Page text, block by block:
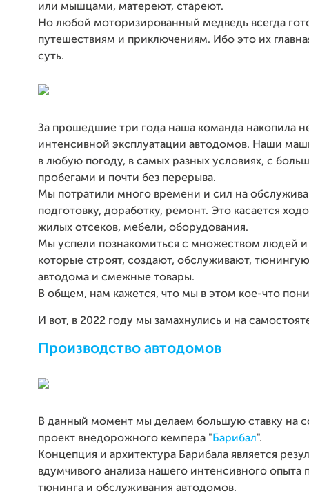
или мышцами, матереют, стареют.
Но любой моторизированный медведь всегда
путешествиям и приключениям. Ибо это их
суть.
За прошедшие три года наша команда накопила
интенсивной эксплуатации автодомов. Наши
в любую погоду, в самых разных условиях, с
пробегами и почти без перерыва.
Мы потратили много времени и сил на
подготовку, доработку, ремонт. Это касается
жилых отсеков, мебели, оборудования.
Мы успели познакомиться с множеством людей
которые строят, создают, обслуживают,
автодома и смежные товары.
В общем, нам кажется, что мы в этом кое-что
И вот, в 2022 году мы замахнулись и на
Производство автодомов
В данный момент мы делаем большую ставку на
проект внедорожного кемпера " Барибал".
Концепция и архитектура Барибала является
вдумчивого анализа нашего интенсивного опыта
тюнинга и обслуживания автодомов.